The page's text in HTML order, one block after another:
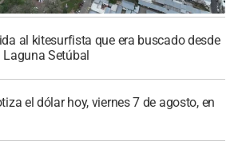
al kitesurfista que era buscado desde
Setúbal
el dólar hoy, viernes 7 de agosto, en